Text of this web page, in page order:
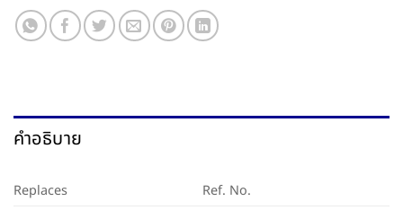
คำอธิบาย
Replaces
Ref. No.